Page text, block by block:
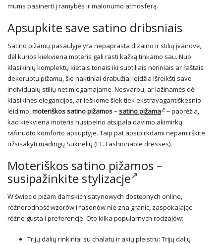
mums pasinerti į ramybės ir malonumo atmosferą.
Apsupkite save satino dribsniais
Satino pižamų pasaulyje yra nepaprasta dizaino ir stilių įvairovė,
dėl kurios kiekviena moteris gali rasti kažką tinkamo sau. Nuo
klasikinių komplektų kietais tonais iki subtiliais nėriniais ar raštais
dekoruotų pižamų, šie naktiniai drabužiai leidžia išreikšti savo
individualų stilių net miegamajame. Nesvarbu, ar lažinamės dėl
klasikinės elegancijos, ar ieškome šiek tiek ekstravagantiškesnio
leidimo,moteriškos satino pižamos –satino pižama –pabrėžia,
kad kiekviena moteris nusipelno atsipalaidavimo akimirkų
rafinuoto komforto apsuptyje. Taip pat apsipirkdami nepamirškite
užsisakyti madingų Suknelių (LT. Fashionable dresses).
Moteriškos satino pižamos –
susipažinkite stylizacje
W świecie piżam damskich satynowych dostępnych online,
różnorodność wzorów i fasonów nie zna granic, zaspokajając
różne gusta i preferencje. Oto kilka popularnych rodzajów:
Trijų dalių rinkiniai su chalatu ir akių pleistru: Trijų dalių